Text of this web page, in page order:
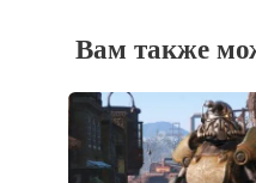
Вам также